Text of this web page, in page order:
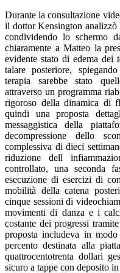
Durante la consultazione
il dottor Kensington analizzò
condividendo lo schermo
chiaramente a Matteo la
evidente stato di edema dei
talare posteriore,
terapia sarebbe stato
attraverso un programma
rigoroso della dinamica di
quindi una proposta
messaggistica della
decompressione dello
complessiva di dieci
riduzione dell
controllato, una seconda
esecuzione di esercizi di
mobilità della catena
cinque sessioni di
movimenti di danza e i
costante dei progressi
proposta includeva in
percento destinata alla
quattrocentotrenta dollari
sicuro a tappe con deposito